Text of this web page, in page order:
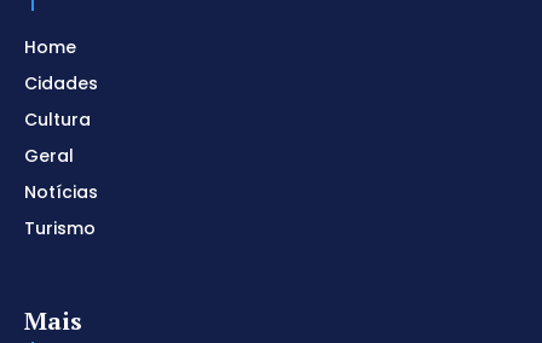
Home
Cidades
Cultura
Geral
Notícias
Turismo
Mais